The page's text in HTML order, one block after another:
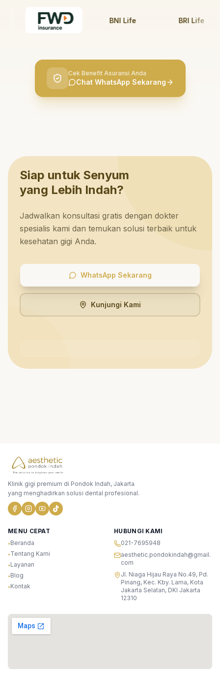
BNI Life BRI Life
Cek Benefit Asuransi Anda
Chat WhatsApp Sekarang
Siap untuk Senyum
yang Lebih Indah?
Jadwalkan konsultasi gratis dengan dokter
spesialis kami dan temukan solusi terbaik untuk
kesehatan gigi Anda.
WhatsApp Sekarang
Kunjungi Kami
Klinik gigi premium di Pondok Indah, Jakarta
yang menghadirkan solusi dental profesional.
MENU CEPAT
•Beranda
•Tentang Kami
•Layanan
•Blog
•Kontak
HUBUNGI KAMI
021-7695948
aesthetic.pondokindah@gmail.
com
Jl. Niaga Hijau Raya No.49, Pd.
Pinang, Kec. Kby. Lama, Kota
Jakarta Selatan, DKI Jakarta
12310